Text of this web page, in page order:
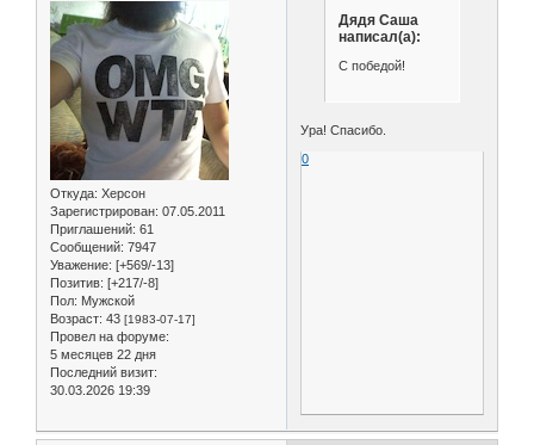
Откуда: Херсон
Зарегистрирован: 07.05.2011
Приглашений: 61
Сообщений: 7947
Уважение: [+569/-13]
Позитив: [+217/-8]
Пол: Мужской
Возраст: 43 [1983-07-17]
Провел на форуме:
5 месяцев 22 дня
Последний визит:
30.03.2026 19:39
Дядя Саша
написал(а):
С победой!
Ура! Спасибо.
0